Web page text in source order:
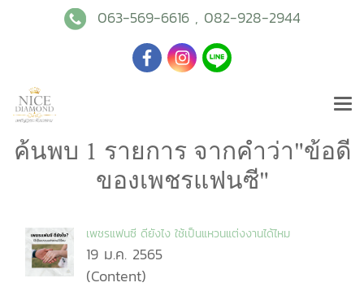
063-569-6616, 082-928-2944
ค้นพบ 1 รายการ จากคำว่า"ข้อดี
ของเพชรแฟนซี"
เพชรแฟนซี ดียังไง ใช้เป็นแหวนแต่งงานได้ไหม
19 ม.ค. 2565
(Content)